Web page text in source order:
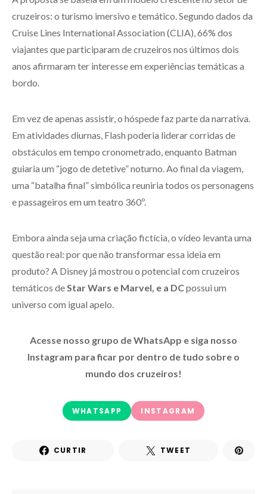
cruzeiros: o turismo imersivo e temático. Segundo dados da
Cruise Lines International Association (CLIA), 66% dos
viajantes que participaram de cruzeiros nos últimos dois
anos afirmaram ter interesse em experiências temáticas a
bordo.
Em vez de apenas assistir, o hóspede faz parte da narrativa.
Em atividades diurnas, Flash poderia liderar corridas de
obstáculos em tempo cronometrado, enquanto Batman
guiaria um “jogo de detetive” noturno. Ao final da viagem,
uma “batalha final” simbólica reuniria todos os personagens
e passageiros em um teatro 360º.
Embora ainda seja uma criação fictícia, o vídeo levanta uma
questão real: por que não transformar essa ideia em
produto? A Disney já mostrou o potencial com cruzeiros
temáticos deStar Wars e Marvel, e a DCpossui um
universo com igual apelo.
Acesse nosso grupo de WhatsApp e siga nosso
Instagram para ficar por dentro de tudo sobre o
mundo dos cruzeiros!
WHATSAPP INSTAGRAM
CURTIR TWEET